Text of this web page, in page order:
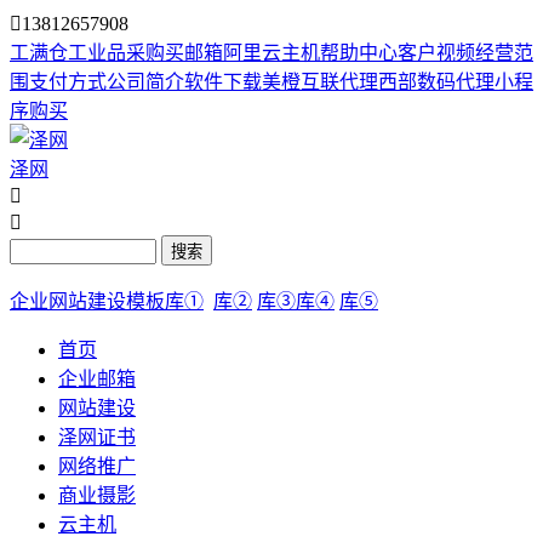
13812657908
工满仓工业品采购买邮箱阿里云主机帮助中心客户视频经营范
围 支付方式公司简介软件下载美橙互联代理西部数码代理小程
序购买
泽网


搜索
企业网站建设模板库① 库② 库③库④ 库⑤
首页
企业邮箱
网站建设
泽网证书
网络推广
商业摄影
云主机